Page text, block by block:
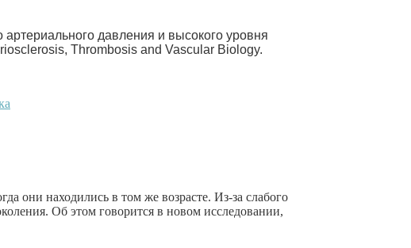
артериального давления и высокого уровня
Thrombosis and Vascular Biology.
они находились в том же возрасте. Из-за слабого
Об этом говорится в новом исследовании,